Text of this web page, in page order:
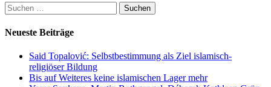
Suchen
nach:
Neueste Beiträge
Said Topalović: Selbstbestimmung als Ziel islamisch-
religiöser Bildung
Bis auf Weiteres keine islamischen Lager mehr